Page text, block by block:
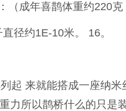
（成年喜鹊体重约220
径约1E-10米。 16。
起 来就能搭成一座纳
力所以鹊桥什么的只是